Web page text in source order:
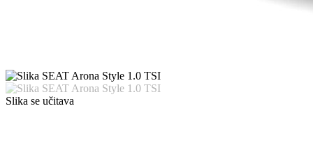
Slika se učitava